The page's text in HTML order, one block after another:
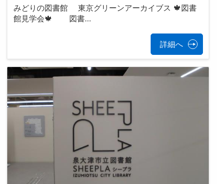
みどりの図書館 東京グリーンアーカイブス 🍁図書
館見学会🍁 図書…
詳細へ